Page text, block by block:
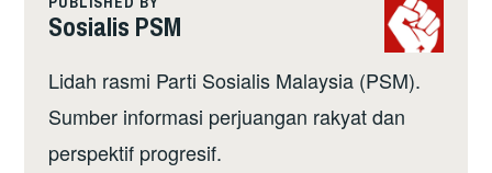
Sosialis PSM
Lidah rasmi Parti Sosialis Malaysia (PSM).
Sumber informasi perjuangan rakyat dan
perspektif progresif.